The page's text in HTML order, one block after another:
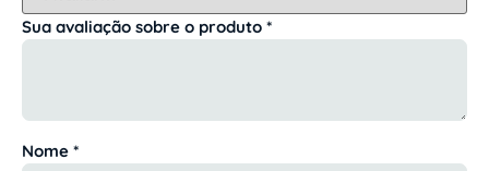
Sua avaliação sobre o produto *
Nome *